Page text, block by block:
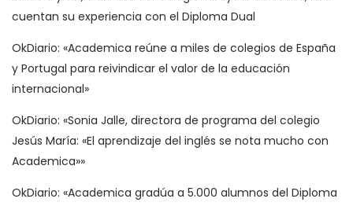
cuentan su experiencia con el Diploma Dual
OkDiario: «Academica reúne a miles de colegios de España
y Portugal para reivindicar el valor de la educación
internacional»
OkDiario: «Sonia Jalle, directora de programa del colegio
Jesús María: «El aprendizaje del inglés se nota mucho con
Academica»»
OkDiario: «Academica gradúa a 5.000 alumnos del Diploma